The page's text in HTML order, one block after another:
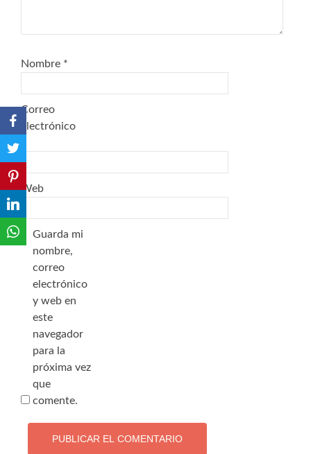
Nombre *
Correo
electrónico
Web
Guarda mi
nombre,
correo
electrónico
y web en
este
navegador
para la
próxima vez
que
comente.